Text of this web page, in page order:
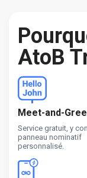
AtoB
Meet-and-
Service gratuit, y
panneau nominatif
personnalisé.